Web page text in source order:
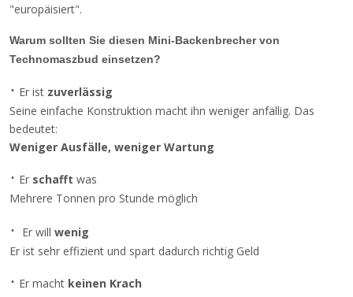
"europäisiert".
Warum sollten Sie diesen Mini-Backenbrecher von
Technomaszbud einsetzen?
· Er ist zuverlässig
Seine einfache Konstruktion macht ihn weniger anfällig. Das
bedeutet:
Weniger Ausfälle, weniger Wartung
· Er schafft was
Mehrere Tonnen pro Stunde möglich
· Er will wenig
Er ist sehr effizient und spart dadurch richtig Geld
· Er macht keinen Krach